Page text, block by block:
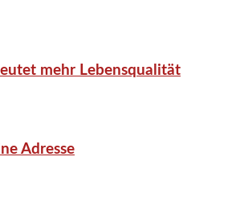
mehr Lebensqualität
Adresse